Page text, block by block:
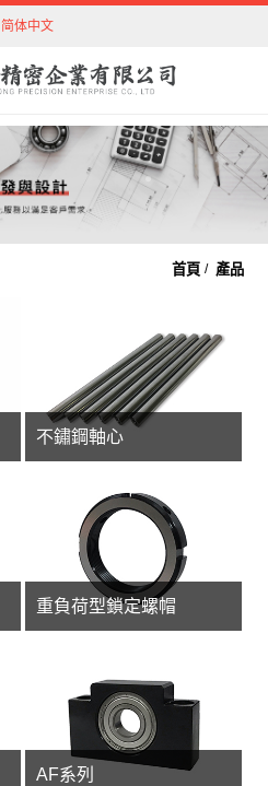
简体中文
首頁 產品
不鏽鋼軸心
重負荷型鎖定螺帽
AF系列